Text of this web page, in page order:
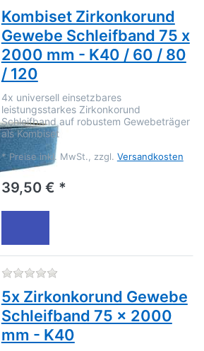
Kombiset Zirkonkorund
Gewebe Schleifband 75 x
2000 mm - K40 / 60 / 80
/ 120
4x universell einsetzbares
leistungsstarkes Zirkonkorund
Schleifband auf robustem Gewebeträger
als Kombiset
* Preise inkl. MwSt., zzgl. Versandkosten
39,50 € *
Zu diesem Produkt liegen
5x Zirkonkorund Gewebe
Schleifband 75 x 2000
mm - K40